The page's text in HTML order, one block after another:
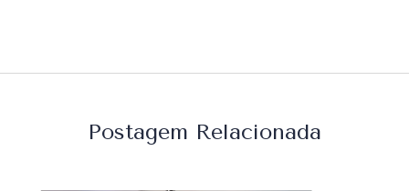
Postagem Relacionada